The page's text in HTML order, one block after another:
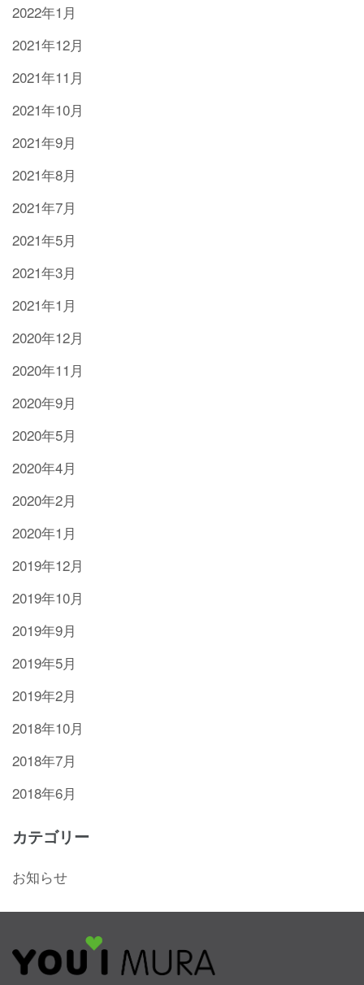
2022年1月
2021年12月
2021年11月
2021年10月
2021年9月
2021年8月
2021年7月
2021年5月
2021年3月
2021年1月
2020年12月
2020年11月
2020年9月
2020年5月
2020年4月
2020年2月
2020年1月
2019年12月
2019年10月
2019年9月
2019年5月
2019年2月
2018年10月
2018年7月
2018年6月
カテゴリー
お知らせ